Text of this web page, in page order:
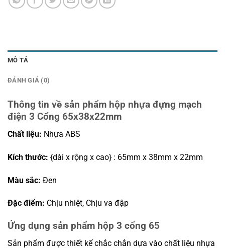
MÔ TẢ
ĐÁNH GIÁ (0)
Thông tin về sản phẩm hộp nhựa đựng mạch
điện 3 Cổng 65x38x22mm
Chất liệu: Nhựa ABS
Kích thước: {dài x rộng x cao} : 65mm x 38mm x 22mm
Màu sắc: Đen
Đặc điểm: Chịu nhiệt, Chịu va đập
Ứng dụng sản phẩm hộp 3 cổng 65
Sản phẩm được thiết kế chắc chắn dựa vào chất liệu nhựa